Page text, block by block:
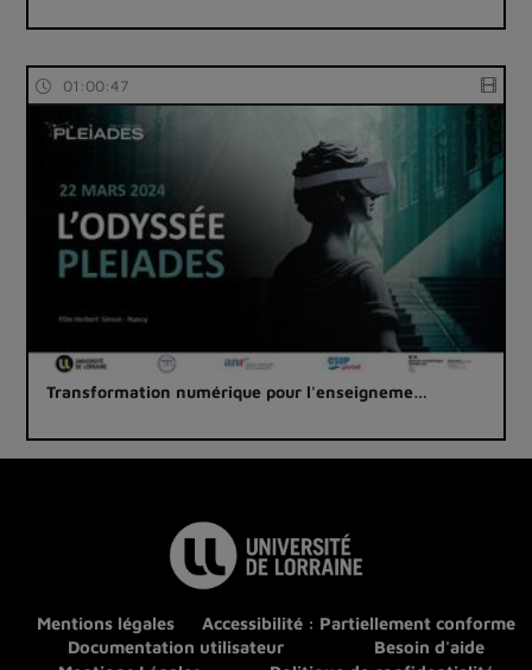
01:00:47
Transformation numérique pour l'enseigneme…
Mentions légales
Accessibilité : Partiellement conforme
Documentation utilisateur
Besoin d'aide